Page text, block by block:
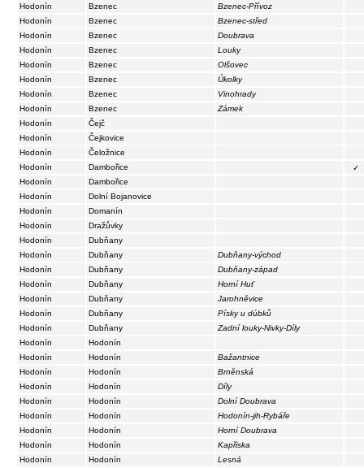
Hodonín
Bzenec
Bzenec-Přívoz
Hodonín
Bzenec
Bzenec-střed
Hodonín
Bzenec
Doubrava
Hodonín
Bzenec
Louky
Hodonín
Bzenec
Olšovec
Hodonín
Bzenec
Úkolky
Hodonín
Bzenec
Vinohrady
Hodonín
Bzenec
Zámek
Hodonín
Čejč
Hodonín
Čejkovice
Hodonín
Čeložnice
Hodonín
Dambořice
✓
Hodonín
Dambořice
Hodonín
Dolní Bojanovice
Hodonín
Domanín
Hodonín
Dražůvky
Hodonín
Dubňany
Hodonín
Dubňany
Dubňany-východ
Hodonín
Dubňany
Dubňany-západ
Hodonín
Dubňany
Horní Huť
Hodonín
Dubňany
Jarohněvice
Hodonín
Dubňany
Písky u dúbků
Hodonín
Dubňany
Zadní louky-Nivky-Díly
Hodonín
Hodonín
Hodonín
Hodonín
Bažantnice
Hodonín
Hodonín
Brněnská
Hodonín
Hodonín
Díly
Hodonín
Hodonín
Dolní Doubrava
Hodonín
Hodonín
Hodonín-jih-Rybáře
Hodonín
Hodonín
Horní Doubrava
Hodonín
Hodonín
Kapřiska
Hodonín
Hodonín
Lesná